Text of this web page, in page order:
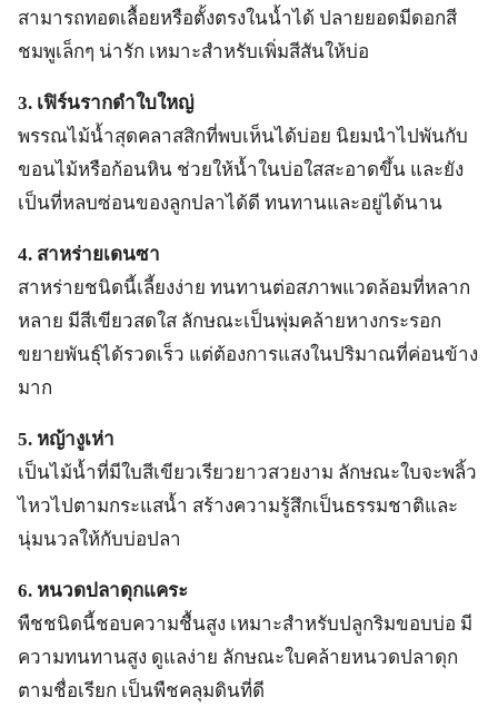
สามารถทอดเลื้อยหรือตั้งตรงในน้ำได้ ปลายยอดมีดอกสี
ชมพูเล็กๆ น่ารัก เหมาะสำหรับเพิ่มสีสันให้บ่อ
3. เฟิร์นรากดำใบใหญ่
พรรณไม้น้ำสุดคลาสสิกที่พบเห็นได้บ่อย นิยมนำไปพันกับ
ขอนไม้หรือก้อนหิน ช่วยให้น้ำในบ่อใสสะอาดขึ้น และยัง
เป็นที่หลบซ่อนของลูกปลาได้ดี ทนทานและอยู่ได้นาน
4. สาหร่ายเดนซา
สาหร่ายชนิดนี้เลี้ยงง่าย ทนทานต่อสภาพแวดล้อมที่หลาก
หลาย มีสีเขียวสดใส ลักษณะเป็นพุ่มคล้ายหางกระรอก
ขยายพันธุ์ได้รวดเร็ว แต่ต้องการแสงในปริมาณที่ค่อนข้าง
มาก
5. หญ้างูเห่า
เป็นไม้น้ำที่มีใบสีเขียวเรียวยาวสวยงาม ลักษณะใบจะพลิ้ว
ไหวไปตามกระแสน้ำ สร้างความรู้สึกเป็นธรรมชาติและ
นุ่มนวลให้กับบ่อปลา
6. หนวดปลาดุกแคระ
พืชชนิดนี้ชอบความชื้นสูง เหมาะสำหรับปลูกริมขอบบ่อ มี
ความทนทานสูง ดูแลง่าย ลักษณะใบคล้ายหนวดปลาดุก
ตามชื่อเรียก เป็นพืชคลุมดินที่ดี